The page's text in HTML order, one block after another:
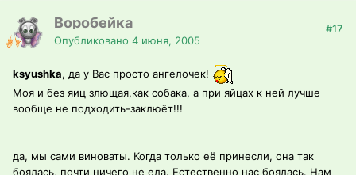
Воробейка
Опубликовано 4 июня, 2005
#17
ksyushka, да у Вас просто ангелочек!
Моя и без яиц злющая,как собака, а при яйцах к ней лучше
вообще не подходить-заклюёт!!!
да, мы сами виноваты. Когда только её принесли, она так
боялась, почти ничего не ела. Естественно нас боялась. Нам